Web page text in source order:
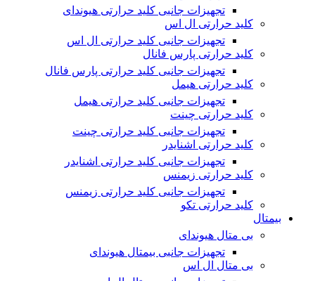
تجهیزات جانبی کلید حرارتی هیوندای
کلید حرارتی ال اس
تجهیزات جانبی کلید حرارتی ال اس
کلید حرارتی پارس فانال
تجهیزات جانبی کلید حرارتی پارس فانال
کلید حرارتی هیمل
تجهیزات جانبی کلید حرارتی هیمل
کلید حرارتی چینت
تجهیزات جانبی کلید حرارتی چینت
کلید حرارتی اشنایدر
تجهیزات جانبی کلید حرارتی اشنایدر
کلید حرارتی زیمنس
تجهیزات جانبی کلید حرارتی زیمنس
کلید حرارتی تکو
بیمتال
بی متال هیوندای
تجهیزات جانبی بیمتال هیوندای
بی متال ال اس